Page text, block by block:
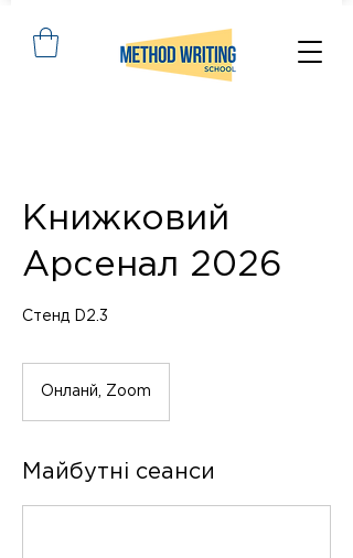
Книжковий
Арсенал 2026
Стенд D2.3
Онланй, Zoom
Майбутні сеанси